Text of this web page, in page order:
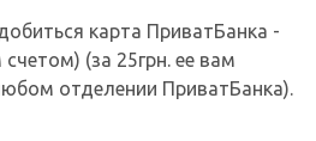
карта ПриватБанка -
(за 25грн. ее вам
отделении ПриватБанка).